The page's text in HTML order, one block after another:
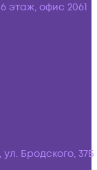
этаж, офис 2061
Бродского, 37Б